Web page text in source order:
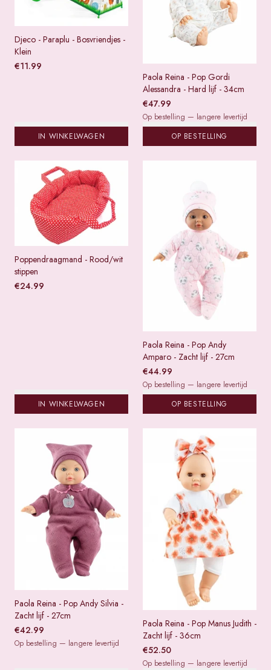
Djeco - Paraplu - Bosvriendjes -
Klein
€11.99
IN WINKELWAGEN
Paola Reina - Pop Gordi
Alessandra - Hard lijf - 34cm
€47.99
Op bestelling — langere levertijd
OP BESTELLING
Poppendraagmand - Rood/wit
stippen
€24.99
IN WINKELWAGEN
Paola Reina - Pop Andy
Amparo - Zacht lijf - 27cm
€44.99
Op bestelling — langere levertijd
OP BESTELLING
Paola Reina - Pop Andy Silvia -
Zacht lijf - 27cm
€42.99
Op bestelling — langere levertijd
Paola Reina - Pop Manus Judith -
Zacht lijf - 36cm
€52.50
Op bestelling — langere levertijd